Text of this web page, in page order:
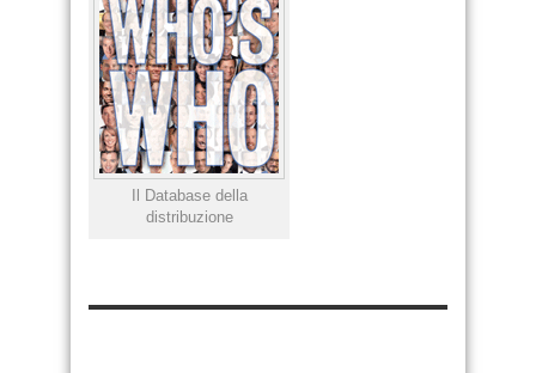
Il Database della
distribuzione